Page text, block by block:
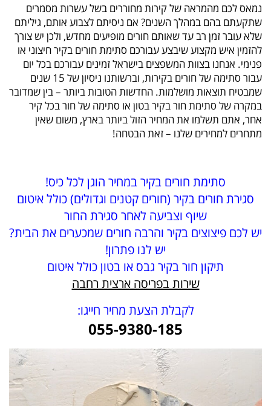
נמאס לכם מהמראה של קירות מחוררים בשל עשרות מסמרים
שתקעתם בהם במהלך השנים? אם ניסיתם לצבוע אותם, גיליתם
שלא עובר זמן רב עד שאותם חורים מופיעים מחדש, ולכן יש צורך
להזמין איש מקצוע שיבצע עבורכם סתימת חורים בקיר חיצוני או
פנימי. אנחנו בצוות המשפצים בישראל זמינים עבורכם בכל יום
עבור סתימה של חורים בקירות, וברשותנו ניסיון של 15 שנים
שמבטיח תוצאות מושלמות. החדשות הטובות ביותר – בין שמדובר
במקרה של סתימת חור בקיר בטון או סתימה של חור בכל קיר
אחר, אתם תשלמו את המחיר הזול ביותר בארץ, משום שאין
מתחרים למחירים שלנו – זאת הבטחה!
סתימת חורים בקיר במחיר הוגן לכל כיס!
סגירת חורים בקיר (חורים קטנים וגדולים) כולל איטום
שיוף וצביעה לאחר סגירת החור
יש לכם פיצוצים בקיר והרבה חורים שמכערים את הבית?
יש לנו פתרון!
תיקון חור בקיר גבס או בטון כולל איטום
שירות בפריסה ארצית רחבה
לקבלת הצעת מחיר חייגו:
055-9380-185